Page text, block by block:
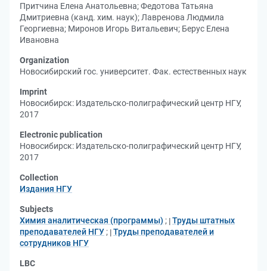
Притчина Елена Анатольевна;Федотова Татьяна
Дмитриевна (канд. хим. наук); Лавренова Людмила
Георгиевна; Миронов Игорь Витальевич; Берус Елена
Ивановна
Organization
Новосибирский гос. университет. Фак. естественных наук
Imprint
Новосибирск: Издательско-полиграфический центр НГУ,
2017
Electronic publication
Новосибирск: Издательско-полиграфический центр НГУ,
2017
Collection
Издания НГУ
Subjects
Химия аналитическая (программы) ; Труды штатных
преподавателей НГУ ; Труды преподавателей и
сотрудников НГУ
LBC